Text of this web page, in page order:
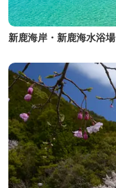
新鹿海岸・新鹿海水浴場